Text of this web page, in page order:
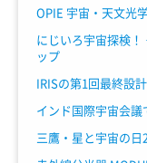
OPIE 宇宙・天文光
にじいろ宇宙探検
ップ
IRISの第1回最終設
インド国際宇宙会
三鷹・星と宇宙の日